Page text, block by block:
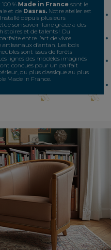
% Made in France sont le
et de Dasras. Notre atelier est
depuis plusieurs
son savoir-faire grâce à des
et de talents ! Du
entre l’art de vivre
d’antan. Les bois
sont issus de forêts
lignes des modèles imaginés
concues pour un parfait
du plus classique au plus
Made in France.